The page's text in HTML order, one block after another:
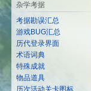
杂学考据
考据勘误汇总
游戏BUG汇总
历代登录界面
术语词典
特殊成就
物品道具
历次活动关卡图标